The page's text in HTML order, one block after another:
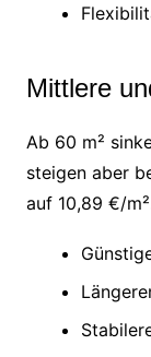
Mittlere
Ab 60 m²
steigen aber
auf 10,89 €/